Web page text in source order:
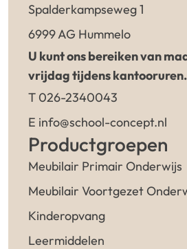
Spalderkampseweg 1
6999 AG Hummelo
U kunt ons bereiken van
vrijdag tijdens kantooruren.
T 026-2340043
E info@school-concept.nl
Productgroepen
Meubilair Primair Onderwijs
Meubilair Voortgezet
Kinderopvang
Leermiddelen